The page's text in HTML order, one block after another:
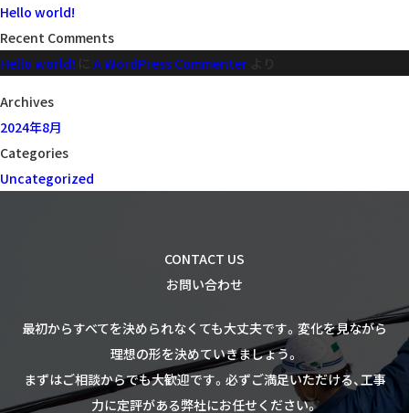
ー
シ
ョ
Hello world!
Recent Comments
Hello world! に A WordPress Commenter より
Archives
2024年8月
Categories
Uncategorized
CONTACT US
お問い合わせ
最初からすべてを決められなくても大丈夫です。 変化を見ながら
理想の形を決めていきましょう。
まずはご相談からでも大歓迎です。 必ずご満足いただける、工事
力に定評がある弊社にお任せください。